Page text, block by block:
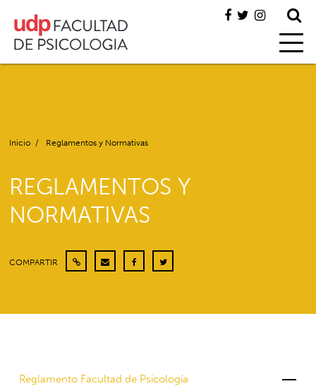
Inicio / Reglamentos y Normativas
REGLAMENTOS Y
NORMATIVAS
COMPARTIR
Reglamento Facultad de Psicología